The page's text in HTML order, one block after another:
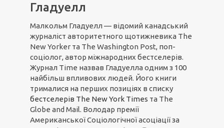
Гладуелл
Малкольм Гладуелл — відомий канадський
журналіст авторитетного щотижневика The
New Yorker та The Washington Post, поп-
соціолог, автор міжнародних бестселерів.
Журнал Time назвав Гладуелла одним з 100
найбільш впливових людей. Його книги
трималися на перших позиціях в списку
бестселерів The New York Times та The
Globe and Mail. Володар премії
Американської Соціологічної асоціації за